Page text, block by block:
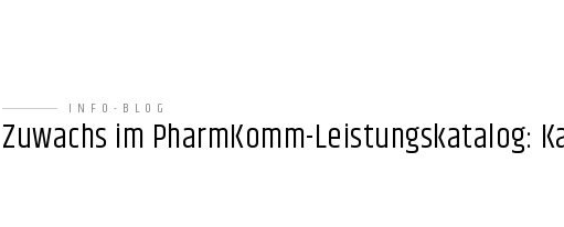
INFO-BLOG
Zuwachs im PharmKomm-Leistungskatalog: